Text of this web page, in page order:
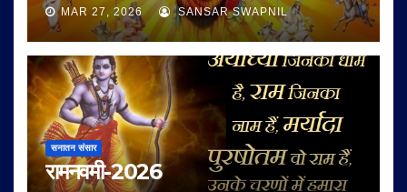
MAR 27, 2026 SANSAR SWAPNIL
सनातन संसार
रामनवमी-2026